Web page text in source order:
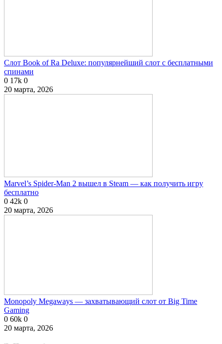
Слот Book of Ra Deluxe: популярнейший слот с бесплатными
спинами
0 17k 0
20 марта, 2026
Marvel’s Spider-Man 2 вышел в Steam — как получить игру
бесплатно
0 42k 0
20 марта, 2026
Monopoly Megaways — захватывающий слот от Big Time
Gaming
0 60k 0
20 марта, 2026